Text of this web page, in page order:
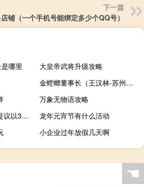
下一篇
铺（一个手机号能绑定多少个QQ号）
哪里
大皇帝武将升级攻略
金螳螂董事长（王汉林-苏州金螳螂建筑装饰股份有限公司董事长介绍）
万象无物语攻略
嘉和美康：控股股东提议以3000万元-5000万元回购股份
龙年元宵节有什么活动
小企业过年放假几天啊
☚